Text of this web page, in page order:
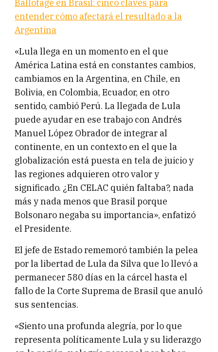
Ballotage en Brasil: cinco claves para
entender cómo afectará el resultado a la
Argentina
«Lula llega en un momento en el que
América Latina está en constantes cambios,
cambiamos en la Argentina, en Chile, en
Bolivia, en Colombia, Ecuador, en otro
sentido, cambió Perú. La llegada de Lula
puede ayudar en ese trabajo con Andrés
Manuel López Obrador de integrar al
continente, en un contexto en el que la
globalización está puesta en tela de juicio y
las regiones adquieren otro valor y
significado. ¿En CELAC quién faltaba?, nada
más y nada menos que Brasil porque
Bolsonaro negaba su importancia», enfatizó
el Presidente.
El jefe de Estado rememoró también la pelea
por la libertad de Lula da Silva que lo llevó a
permanecer 580 días en la cárcel hasta el
fallo de la Corte Suprema de Brasil que anuló
sus sentencias.
«Siento una profunda alegría, por lo que
representa políticamente Lula y su liderazgo